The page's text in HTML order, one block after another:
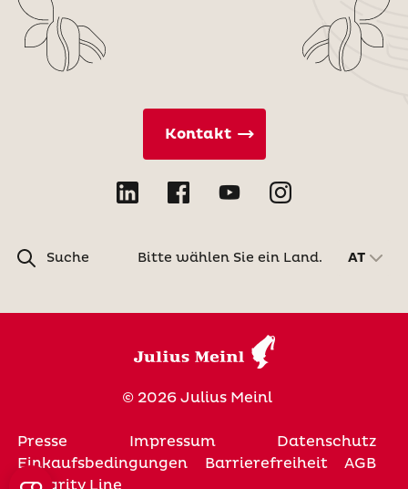
Suche
Kontakt
Bitte wählen Sie ein Land. AT
© 2026 Julius Meinl
Presse Impressum
Datenschutz
Einkaufsbedingungen
Barrierefreiheit
AGB